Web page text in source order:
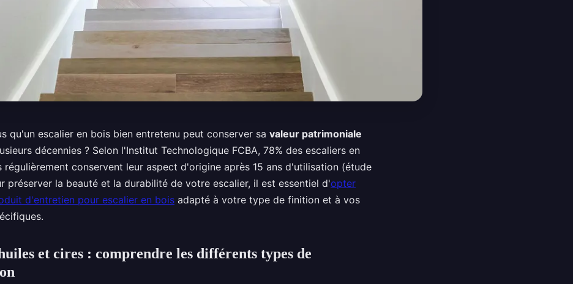
qu'un escalier en bois bien entretenu peut conserver sa valeur patrimoniale
décennies ? Selon l'Institut Technologique FCBA, 78% des escaliers en
régulièrement conservent leur aspect d'origine après 15 ans d'utilisation (étude
préserver la beauté et la durabilité de votre escalier, il est essentiel d'opter
d'entretien pour escalier en bois adapté à votre type de finition et à vos
et cires : comprendre les différents types de